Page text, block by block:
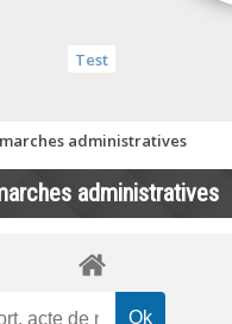
Test
administratives
administratives